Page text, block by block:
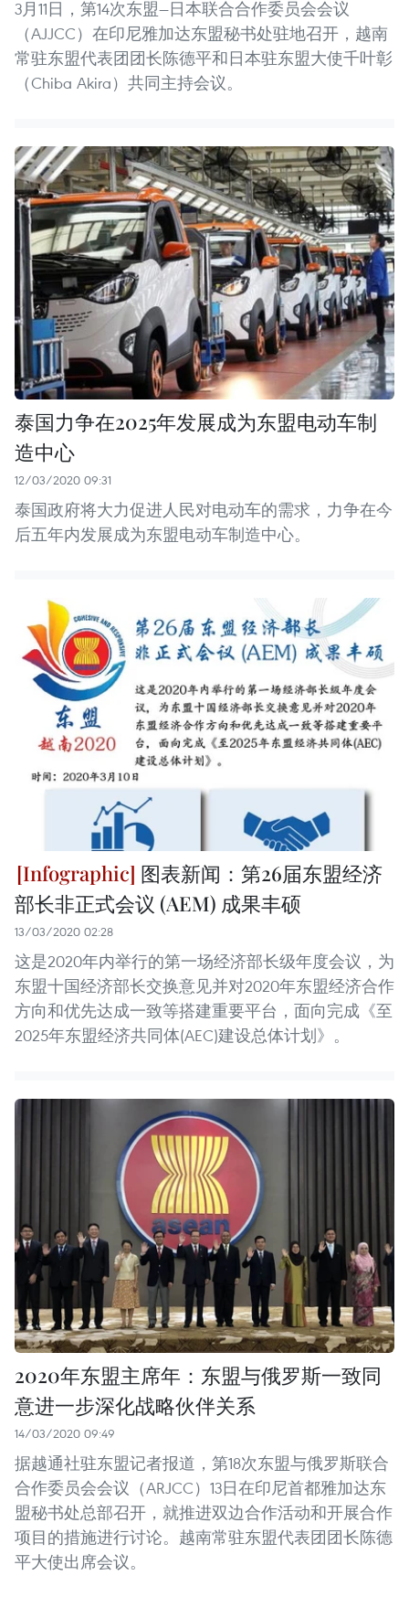
3月11日，第14次东盟—日本联合合作委员会会议
（AJJCC）在印尼雅加达东盟秘书处驻地召开，越南
常驻东盟代表团团长陈德平和日本驻东盟大使千叶彰
（Chiba Akira）共同主持会议。
泰国力争在2025年发展成为东盟电动车制
造中心
12/03/2020 09:31
泰国政府将大力促进人民对电动车的需求，力争在今
后五年内发展成为东盟电动车制造中心。
图表新闻：第26届东盟经济
部长非正式会议 (AEM) 成果丰硕
13/03/2020 02:28
这是2020年内举行的第一场经济部长级年度会议，为
东盟十国经济部长交换意见并对2020年东盟经济合作
方向和优先达成一致等搭建重要平台，面向完成《至
2025年东盟经济共同体(AEC)建设总体计划》。
2020年东盟主席年：东盟与俄罗斯一致同
意进一步深化战略伙伴关系
14/03/2020 09:49
据越通社驻东盟记者报道，第18次东盟与俄罗斯联合
合作委员会会议（ARJCC）13日在印尼首都雅加达东
盟秘书处总部召开，就推进双边合作活动和开展合作
项目的措施进行讨论。越南常驻东盟代表团团长陈德
平大使出席会议。